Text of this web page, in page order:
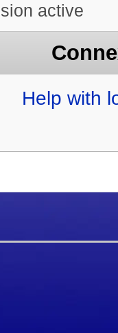
active
Help with